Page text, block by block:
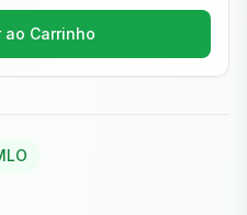
ao Carrinho